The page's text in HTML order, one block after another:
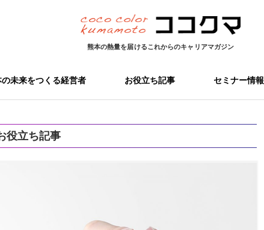
熊本の熱量を届けるこれからのキャリアマガジン
の未来をつくる経営者 お役立ち記事 セミナー情報
役立ち記事